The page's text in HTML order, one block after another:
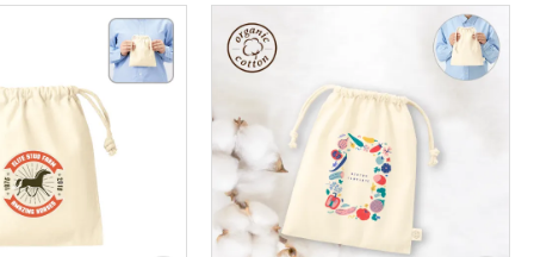
かけ利用も可能なので、
おすすめです。名入れ範
プルなデザインのため、
ティ、個人利用まで幅広
ただいております。